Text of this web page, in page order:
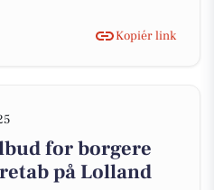
Kopiér link
for borgere
på Lolland